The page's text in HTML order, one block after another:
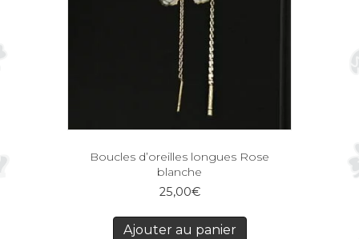
Boucles d’oreilles longues Rose
blanche
25,00€
Ajouter au panier